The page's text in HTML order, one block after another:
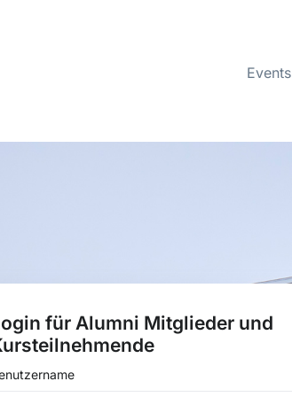
Events
für Alumni Mitglieder und